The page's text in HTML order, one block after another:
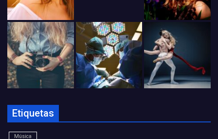
Etiquetas
Música